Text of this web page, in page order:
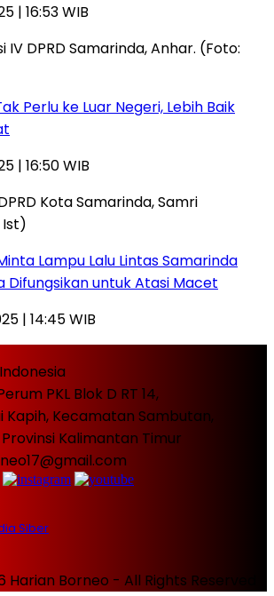
| 16:53 WIB
Perlu ke Luar Negeri, Lebih Baik
| 16:50 WIB
Lampu Lalu Lintas Samarinda
Difungsikan untuk Atasi Macet
| 14:45 WIB
PKL Blok D RT 14,
Kapih, Kecamatan Sambutan,
Kalimantan Timur
Siber
Borneo - All Rights Reserved